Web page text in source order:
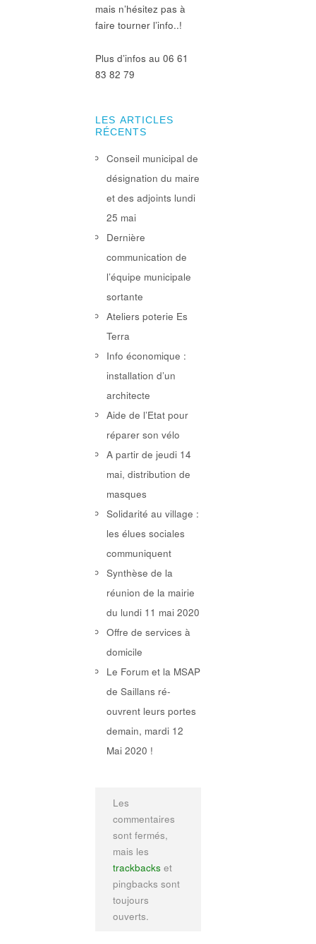
mais n’hésitez pas à
faire tourner l’info..!
Plus d’infos au 06 61
83 82 79
LES ARTICLES
RÉCENTS
Conseil municipal de
désignation du maire
et des adjoints lundi
25 mai
Dernière
communication de
l’équipe municipale
sortante
Ateliers poterie Es
Terra
Info économique :
installation d’un
architecte
Aide de l’Etat pour
réparer son vélo
A partir de jeudi 14
mai, distribution de
masques
Solidarité au village :
les élues sociales
communiquent
Synthèse de la
réunion de la mairie
du lundi 11 mai 2020
Offre de services à
domicile
Le Forum et la MSAP
de Saillans ré-
ouvrent leurs portes
demain, mardi 12
Mai 2020 !
Les
commentaires
sont fermés,
mais les
trackbacks et
pingbacks sont
toujours
ouverts.